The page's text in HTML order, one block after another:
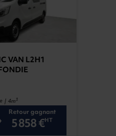
VAN L2H1
| 4m3
Retour gagnant
5 858 €HT